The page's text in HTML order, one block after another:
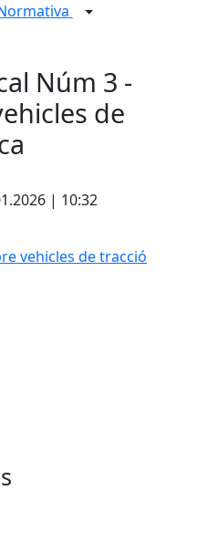
Núm 3 -
de
| 10:32
vehicles de tracció